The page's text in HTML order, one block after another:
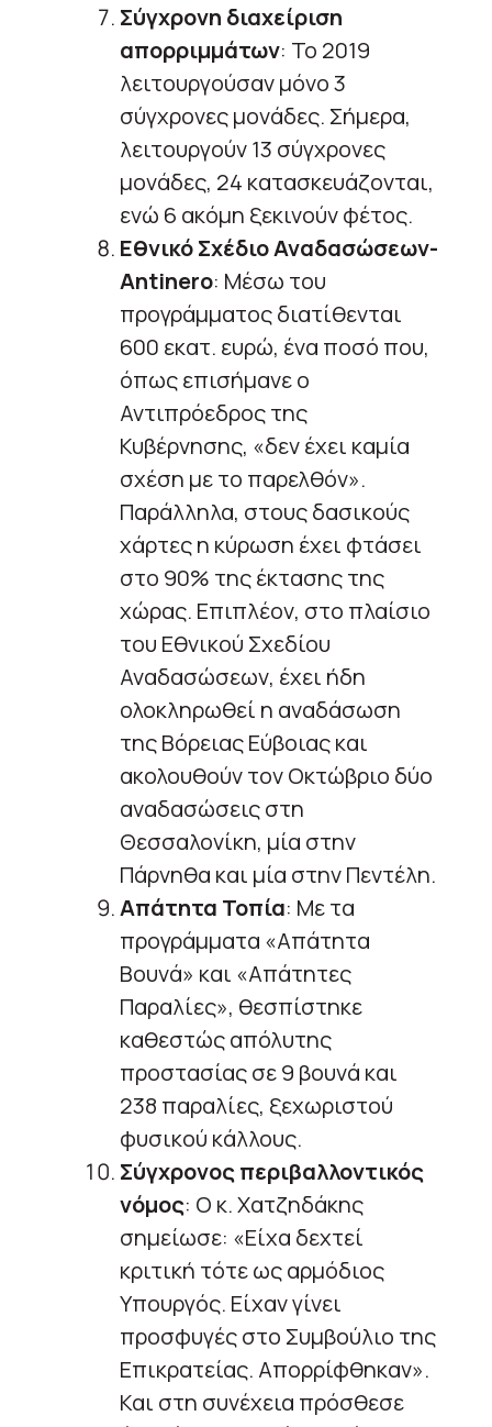
Σύγχρονη διαχείριση
απορριμμάτων: Το 2019
λειτουργούσαν μόνο 3
σύγχρονες μονάδες. Σήμερα,
λειτουργούν 13 σύγχρονες
μονάδες, 24 κατασκευάζονται,
ενώ 6 ακόμη ξεκινούν φέτος.
Εθνικό Σχέδιο Αναδασώσεων-
Antinero: Mέσω του
προγράμματος διατίθενται
600 εκατ. ευρώ, ένα ποσό που,
όπως επισήμανε ο
Αντιπρόεδρος της
Κυβέρνησης, «δεν έχει καμία
σχέση με το παρελθόν».
Παράλληλα, στους δασικούς
χάρτες η κύρωση έχει φτάσει
στο 90% της έκτασης της
χώρας. Επιπλέον, στο πλαίσιο
του Εθνικού Σχεδίου
Αναδασώσεων, έχει ήδη
ολοκληρωθεί η αναδάσωση
της Βόρειας Εύβοιας και
ακολουθούν τον Οκτώβριο δύο
αναδασώσεις στη
Θεσσαλονίκη, μία στην
Πάρνηθα και μία στην Πεντέλη.
Απάτητα Τοπία: Με τα
προγράμματα «Απάτητα
Βουνά» και «Απάτητες
Παραλίες», θεσπίστηκε
καθεστώς απόλυτης
προστασίας σε 9 βουνά και
238 παραλίες, ξεχωριστού
φυσικού κάλλους.
Σύγχρονος περιβαλλοντικός
νόμος: Ο κ. Χατζηδάκης
σημείωσε: «Είχα δεχτεί
κριτική τότε ως αρμόδιος
Υπουργός. Είχαν γίνει
προσφυγές στο Συμβούλιο της
Επικρατείας. Απορρίφθηκαν».
Και στη συνέχεια πρόσθεσε